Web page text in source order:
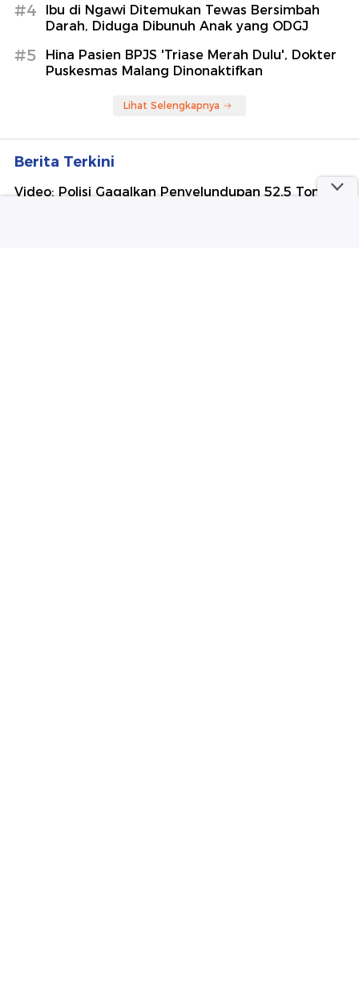
#4
Ibu di Ngawi Ditemukan Tewas Bersimbah
Darah, Diduga Dibunuh Anak yang ODGJ
#5
Hina Pasien BPJS 'Triase Merah Dulu', Dokter
Puskesmas Malang Dinonaktifkan
Lihat Selengkapnya
Berita Terkini
Video: Polisi Gagalkan Penyelundupan 52,5 Ton